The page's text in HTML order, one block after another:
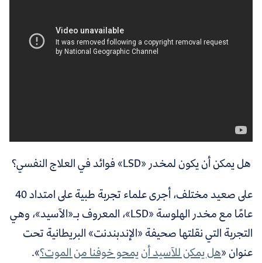
هل يمكن أن يكون لمخدر «LSD» فوائد في العلاج النفسي؟
على صعيد مختلف، أجرى
علماء تجربة طبية على امتداد 40
عامًا مع مخدر الهلوسة «LSD»، المعروف بـ«الآسيد»، وهي
التجربة التي نقلتها صحيفة «الإندبندنت» البريطانية تحت
عنوان «هل يمكن للآسيد أن يمحو خوفنا من الموت؟».